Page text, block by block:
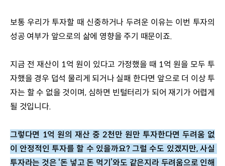
보통 우리가 투자할 때 신중하거나 두려운 이유는 이번 투자의
성공 여부가 앞으로의 삶에 영향을 주기 때문이죠.
지금 전 재산이 1억 원이 있다고 가정했을 때 1억 원을 모두 투
자했을 경우 덥석 물리게 되거나 실패 한다면 앞으로 더 이상 투
자는 할 수 없을 것이며, 심하면 빈털터리가 되어 재기가 어렵게
될 것입니다.
그렇다면 1억 원의 재산 중 2천만 원만 투자한다면 두려움 없
이 안정적인 투자를 할 수 있을까요? 그럴 수도 있겠지만, 사실
투자라는 것은 ‘돈 넣고 돈 먹기’와도 같은지라 두려움으로 인해